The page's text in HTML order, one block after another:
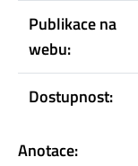
Publikace na
webu:
Dostupnost:
Anotace: